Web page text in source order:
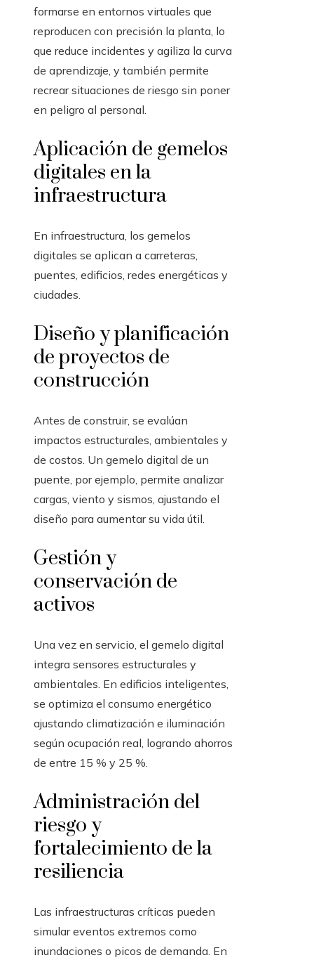
formarse en entornos virtuales que
reproducen con precisión la planta, lo
que reduce incidentes y agiliza la curva
de aprendizaje, y también permite
recrear situaciones de riesgo sin poner
en peligro al personal.
Aplicación de gemelos
digitales en la
infraestructura
En infraestructura, los gemelos
digitales se aplican a carreteras,
puentes, edificios, redes energéticas y
ciudades.
Diseño y planificación
de proyectos de
construcción
Antes de construir, se evalúan
impactos estructurales, ambientales y
de costos. Un gemelo digital de un
puente, por ejemplo, permite analizar
cargas, viento y sismos, ajustando el
diseño para aumentar su vida útil.
Gestión y
conservación de
activos
Una vez en servicio, el gemelo digital
integra sensores estructurales y
ambientales. En edificios inteligentes,
se optimiza el consumo energético
ajustando climatización e iluminación
según ocupación real, logrando ahorros
de entre 15 % y 25 %.
Administración del
riesgo y
fortalecimiento de la
resiliencia
Las infraestructuras críticas pueden
simular eventos extremos como
inundaciones o picos de demanda. En